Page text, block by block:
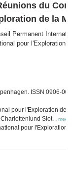
du
de la
Permanent
pour l'Exploration
ISSN 0906-
pour l'Exploration de
Slot. , meer
pour l'Exploration